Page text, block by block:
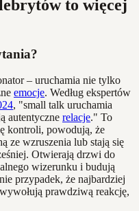
to więcej
– uruchamia nie tylko
emocje. Według ekspertów
, "small talk uruchamia
autentyczne relacje." To
kontroli, powodują, że
ze wzruszenia lub stają się
Otwierają drzwi do
wizerunku i budują
przypadek, że najbardziej
prawdziwą reakcję,